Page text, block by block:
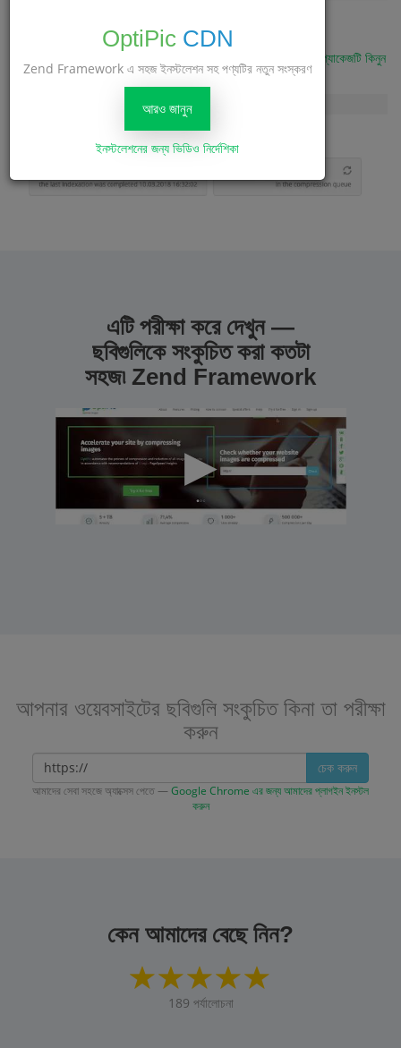
আপনার প্রয়োজনীয় প্যাকেজটি কিনুন
এবং সাইট সেটিংসে কম্প্রেশন শুরু করুন।
এটি পরীক্ষা করে দেখুন —
ছবিগুলিকে সংকুচিত করা কতটা
সহজ৷ Zend Framework
আপনার ওয়েবসাইটের ছবিগুলি সংকুচিত কিনা তা পরীক্ষা
করুন
চেক করুন
আমাদের সেবা সহজে অ্যাক্সেস পেতে —Google Chrome এর জন্য আমাদের প্লাগইন ইনস্টল
করুন
কেন আমাদের বেছে নিন?
189 পর্যালোচনা
OptiPic CDN
Zend Framework এ সহজ ইনস্টলেশন সহ পণ্যটির নতুন সংস্করণ
আরও জানুন
ইনস্টলেশনের জন্য ভিডিও নির্দেশিকা